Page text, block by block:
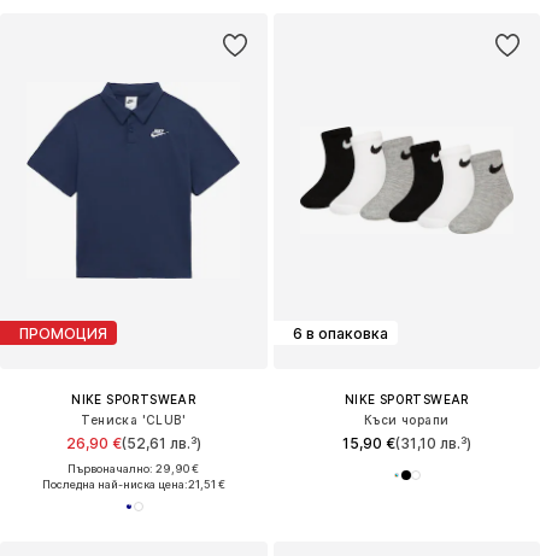
ПРОМОЦИЯ
NIKE SPORTSWEAR
Тениска 'CLUB'
26,90 €(52,61 лв.³)
Първоначално: 29,90 €
Последна най-ниска цена:21,51 €
6 в опаковка
NIKE SPORTSWEAR
Къси чорапи
15,90 €(31,10 лв.³)